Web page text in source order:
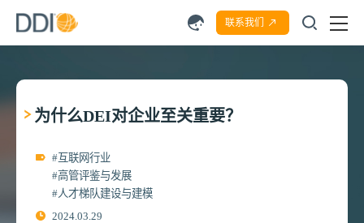
联系我们
为什么DEI对企业至关重要？
#互联网行业
#高管评鉴与发展
#人才梯队建设与建模
2024.03.29